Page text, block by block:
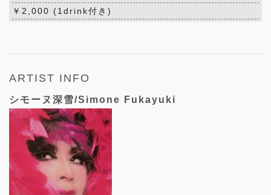
￥2,000 (1drink付き)
ARTIST INFO
シモーヌ深雪/Simone Fukayuki